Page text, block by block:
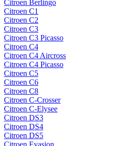
Citroen Berlingo
Citroen C1
Citroen C2
Citroen C3
Citroen C3 Picasso
Citroen C4
Citroen C4 Aircross
Citroen C4 Picasso
Citroen C5
Citroen C6
Citroen C8
Citroen C-Crosser
Citroen C-Elysee
Citroen DS3
Citroen DS4
Citroen DS5
Citroen Evasion